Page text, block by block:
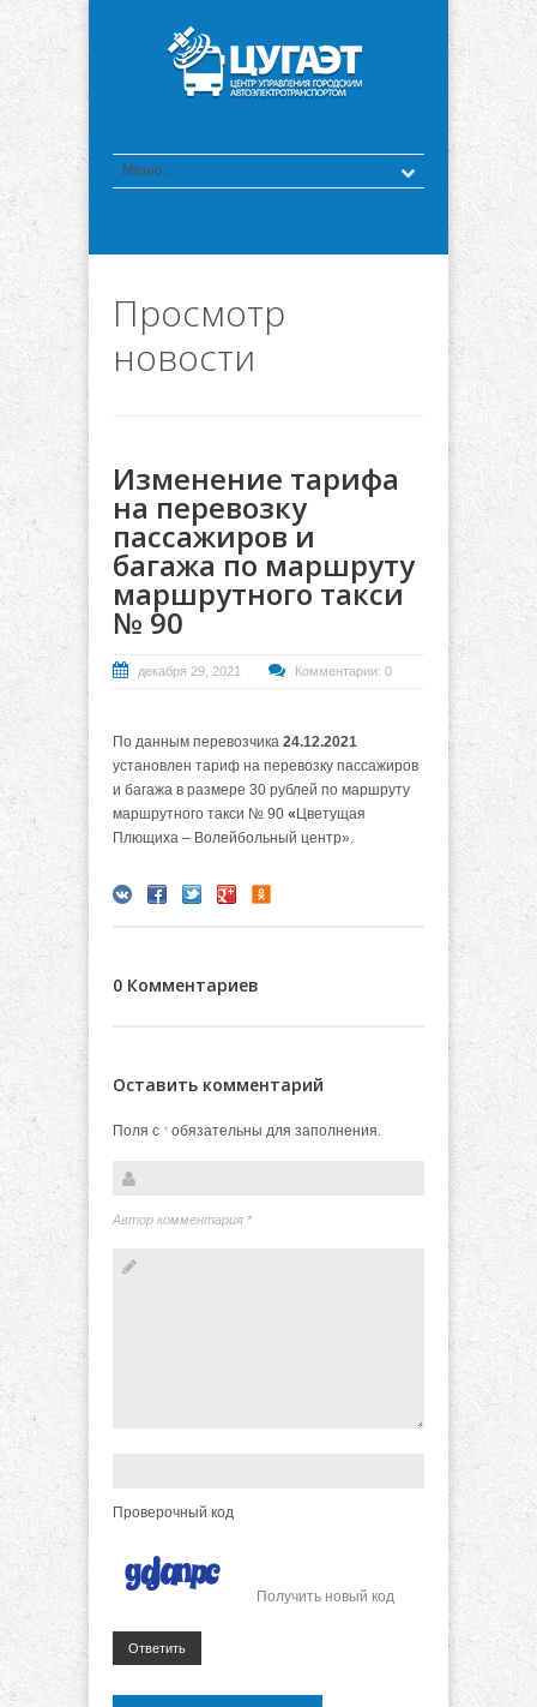
Просмотр
новости
Изменение тарифа
на перевозку
пассажиров и
багажа по маршруту
маршрутного такси
№ 90
декабря 29, 2021 Комментарии: 0
По данным перевозчика 24.12.2021
установлен тариф на перевозку пассажиров
и багажа в размере 30 рублей по маршруту
маршрутного такси № 90 « Цветущая
Плющиха – Волейбольный центр».
0 Комментариев
Оставить комментарий
Поля с *обязательны для заполнения.
Автор комментария *
Проверочный код
Получить новый код
Ответить